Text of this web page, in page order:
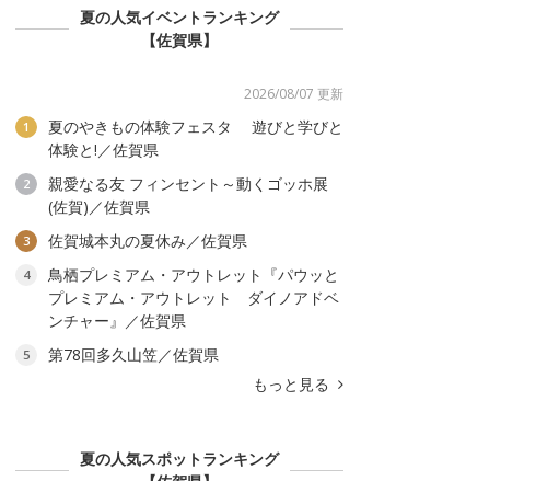
夏の人気イベントランキング
【佐賀県】
2026/08/07 更新
1
夏のやきもの体験フェスタ 遊びと学びと
体験と!／佐賀県
2
親愛なる友 フィンセント～動くゴッホ展
(佐賀)／佐賀県
3 佐賀城本丸の夏休み／佐賀県
4
鳥栖プレミアム・アウトレット『パウッと
プレミアム・アウトレット ダイノアドベ
ンチャー』／佐賀県
5
第78回多久山笠／佐賀県
もっと見る
夏の人気スポットランキング